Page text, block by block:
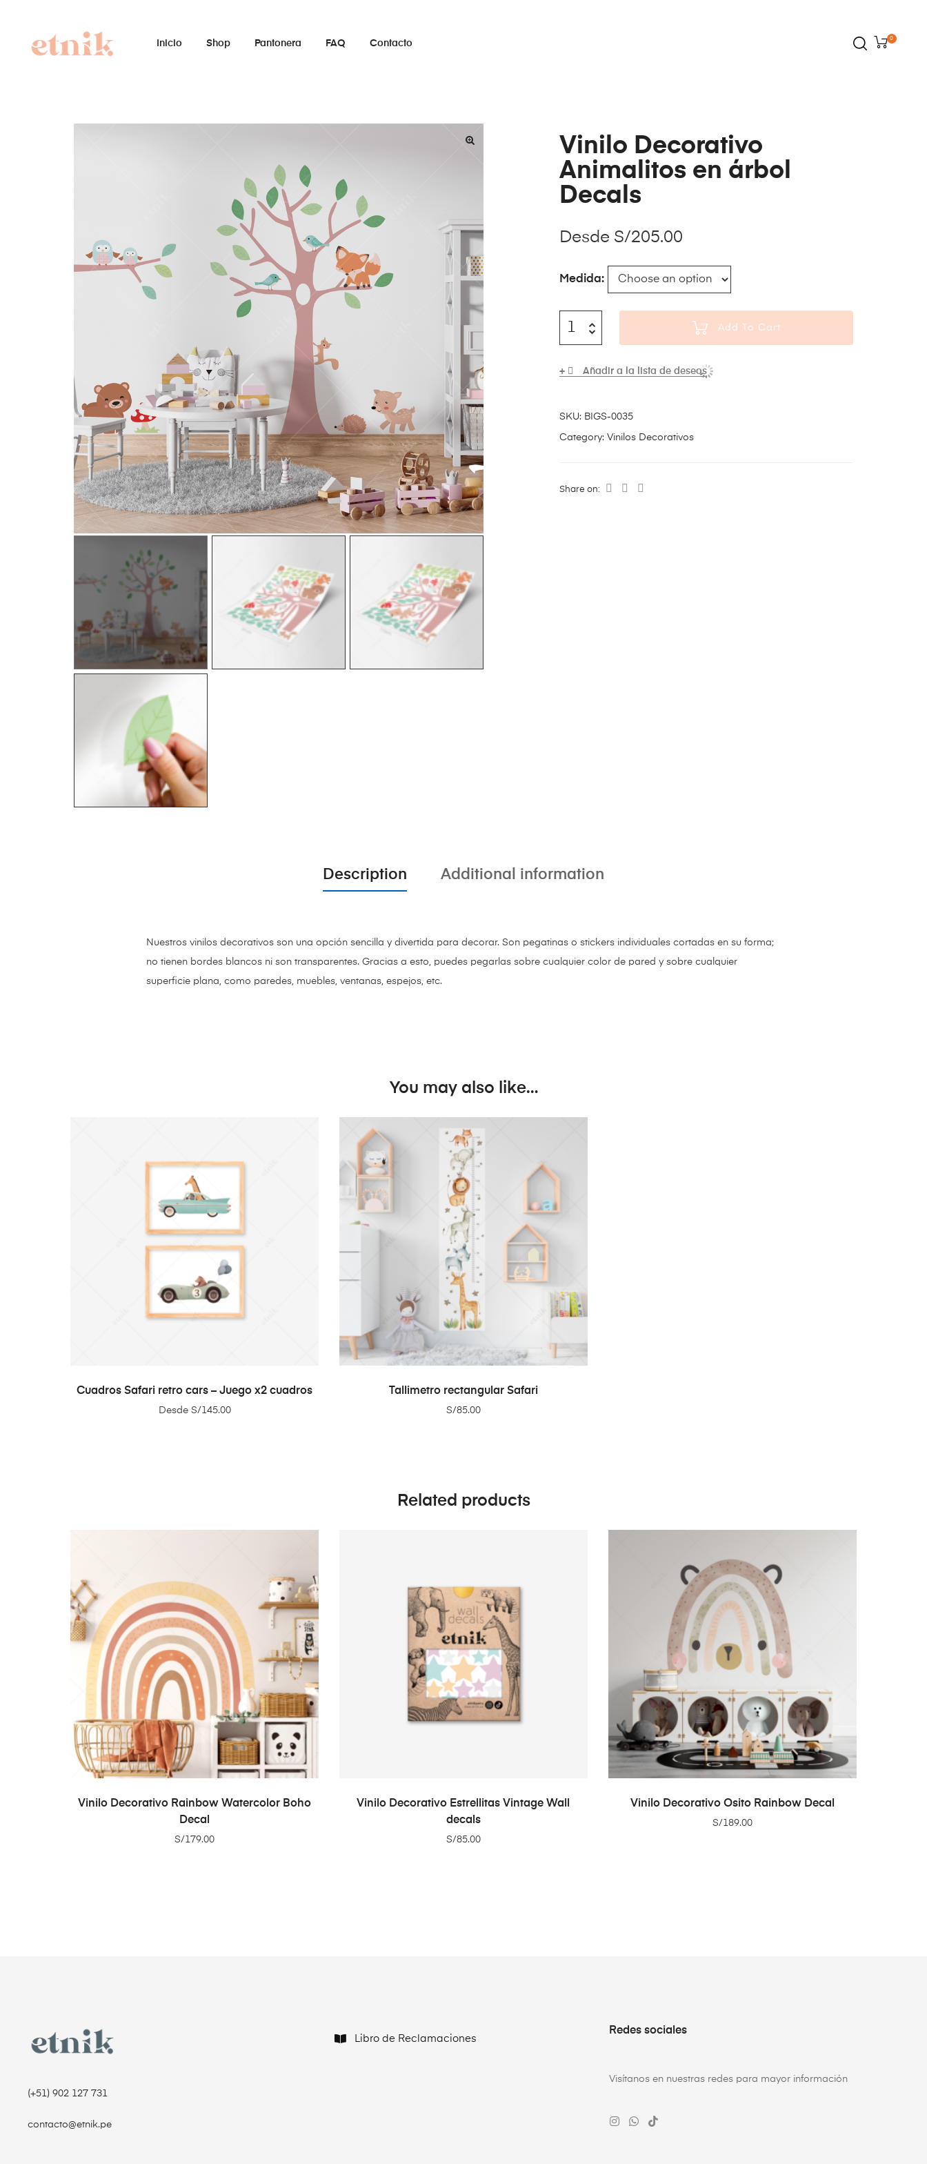
Inicio Shop Pantonera FAQ Contacto
0
Vinilo Decorativo
Animalitos en árbol
Decals
Desde S/205.00
Medida
Add To Cart
Añadir a la lista de deseos
SKU: BIGS-0035
Category: Vinilos Decorativos
Share on:
Description Additional information
Nuestros vinilos decorativos son una opción sencilla y divertida para decorar. Son pegatinas o stickers individuales cortadas en su forma;
no tienen bordes blancos ni son transparentes. Gracias a esto, puedes pegarlas sobre cualquier color de pared y sobre cualquier
superficie plana, como paredes, muebles, ventanas, espejos, etc.
You may also like…
SELECT OPTIONS
Cuadros Safari retro cars – Juego x2 cuadros
Desde S/145.00
ADD TO CART
Tallimetro rectangular Safari
S/85.00
Related products
ADD TO CART
Vinilo Decorativo Rainbow Watercolor Boho
Decal
S/179.00
ADD TO CART
Vinilo Decorativo Estrellitas Vintage Wall
decals
S/85.00
ADD TO CART
Vinilo Decorativo Osito Rainbow Decal
S/189.00
(+51) 902 127 731‬
contacto@etnik.pe
Libro de Reclamaciones
Redes sociales
Visítanos en nuestras redes para mayor información